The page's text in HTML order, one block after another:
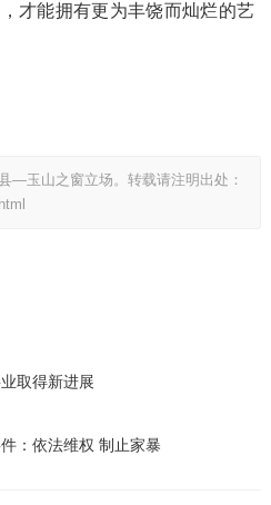
才能拥有更为丰饶而灿烂的艺
—玉山之窗立场。转载请注明出处：
取得新进展
：依法维权 制止家暴